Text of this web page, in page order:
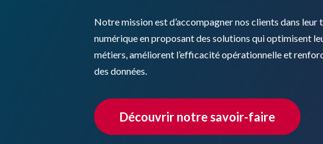
Notre mission est d’accompagner nos clients dans leur
numérique en proposant des solutions qui optimisent
métiers, améliorent l’efficacité opérationnelle et
des données.
Découvrir notre savoir-faire